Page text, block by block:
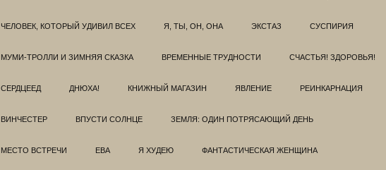
ЧЕЛОВЕК, КОТОРЫЙ УДИВИЛ ВСЕХ Я, ТЫ, ОН, ОНА ЭКСТАЗ СУСПИРИЯ
МУМИ-ТРОЛЛИ И ЗИМНЯЯ СКАЗКА ВРЕМЕННЫЕ ТРУДНОСТИ СЧАСТЬЯ! ЗДОРОВЬЯ!
СЕРДЦЕЕД ДНЮХА! КНИЖНЫЙ МАГАЗИН ЯВЛЕНИЕ РЕИНКАРНАЦИЯ
ВИНЧЕСТЕР ВПУСТИ СОЛНЦЕ ЗЕМЛЯ: ОДИН ПОТРЯСАЮЩИЙ ДЕНЬ
МЕСТО ВСТРЕЧИ ЕВА Я ХУДЕЮ ФАНТАСТИЧЕСКАЯ ЖЕНЩИНА